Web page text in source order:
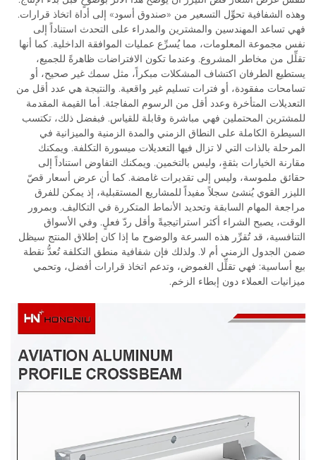
وهذه الشفافية تحوِّل التسعير من «صندوق أسود» إلى أداة اتخاذ قرارات.
فهي تساعد المهندسين والمشترين والمدراء على التحدث استناداً إلى
نفس مجموعة المعلومات، مما يُسرِّع عمليات الموافقة الداخلية. كما أنها
تقلِّل من مخاطر المشروع. وعندما تكون الافتراضات ظاهرةً للجميع،
يستطيع الطرفان اكتشاف المشكلات مبكراً، مثل سمك غير صحيح، أو
تسامحات مفقودة، أو فترات تسليم غير واقعية. والنتيجة هي عدد أقل من
التعديلات المتأخرة وعدد أقل من الرسوم المفاجئة. أما القيمة المقدمة
للمشترين المحتملين فهي مباشرة وقابلة للقياس. فبفضل ذلك، تكتسب
السيطرة الكاملة على النطاق الزمني والمدة الزمنية والميزانية في
المرحلة بالذات التي لا تزال فيها التعديلات ميسورة التكلفة. ويمكنك
مقارنة الخيارات بثقةٍ، وليس بالتخمين. ويمكنك التفاوض استناداً إلى
حقائق ملموسة، وليس إلى تقديرات غامضة. كما أن عرض أسعار قصّ
الليزر القوي يُنشئ سجلاً مفيداً للمشاريع المستقبلية، إذ يمكن للفرق
مراجعة المهام السابقة وتحديد الأنماط المتكررة في التكاليف. وبمرور
الوقت، يصبح الشراء أكثر استراتيجيةً وأقل ردّ فعلٍ. وفي الأسواق
التنافسية، قد تُقرِّر هذه السرعة والوضوح ما إذا كان إطلاق المنتج سيظل
ضمن الجدول الزمني أم لا. ولذلك فإن شفافية منطق التكلفة تُعدُّ نقطة
بيع أساسية: فهي تقلِّل الغموض، وتدعم اتخاذ قرارات أفضل، وتحمي
ميزانيات العملاء دون إبطاء الزخم.